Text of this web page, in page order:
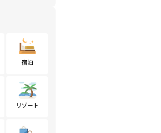
宿泊
リゾート